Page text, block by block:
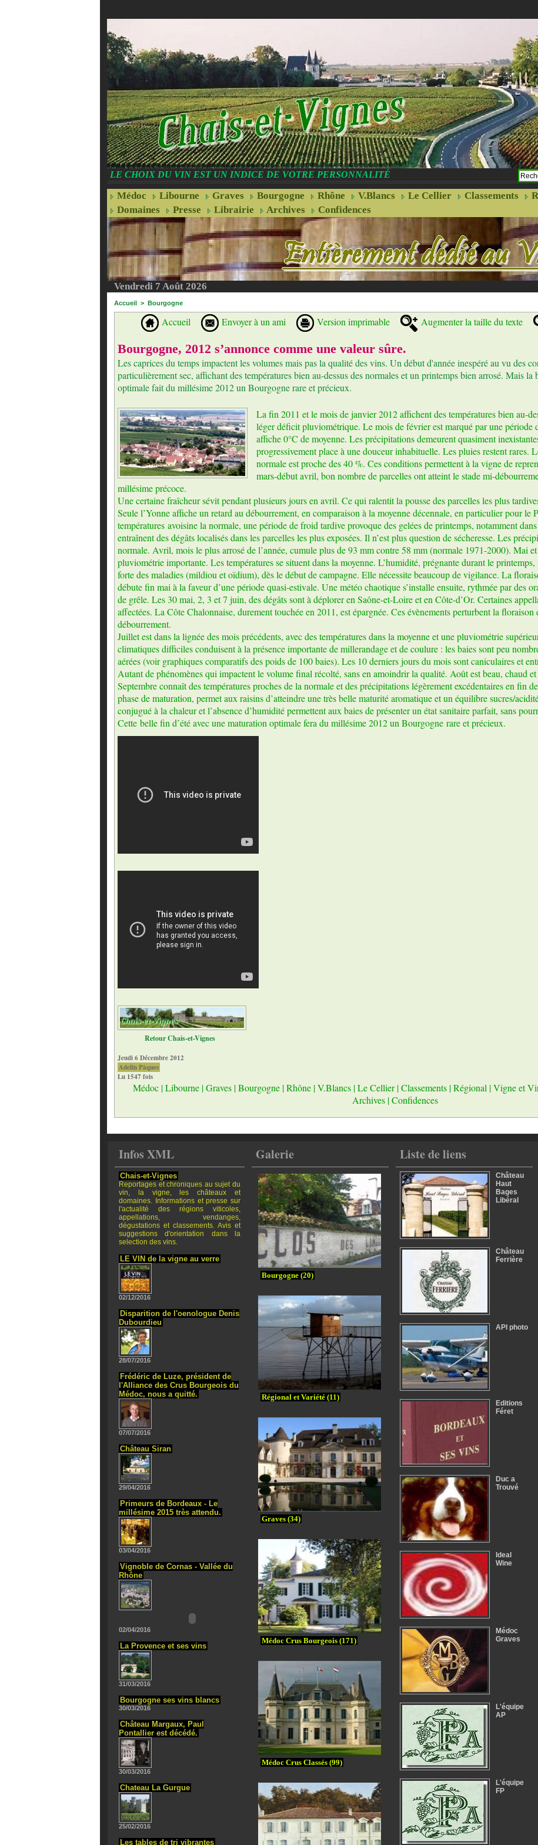
LE CHOIX DU VIN EST UN INDICE DE VOTRE PERSONNALITÉ
Médoc Libourne Graves Bourgogne Rhône V.Blancs Le Cellier Classements
Domaines
Presse Librairie Archives Confidences
Vendredi 7 Août 2026
Accueil > Bourgogne
Accueil Envoyer à un ami Version imprimable Augmenter la taille du texte
Bourgogne, 2012 s’annonce comme une valeur sûre.
Les caprices du temps impactent les volumes mais pas la qualité des vins. Un début d'année inespéré au vu des
particulièrement sec, affichant des températures bien au-dessus des normales et un printemps bien arrosé. Mais la
optimale fait du millésime 2012 un Bourgogne rare et précieux.
La fin 2011 et le mois de janvier 2012 affichent des températures bien au-
léger déficit pluviométrique. Le mois de février est marqué par une période
affiche 0°C de moyenne. Les précipitations demeurent quasiment
progressivement place à une douceur inhabituelle. Les pluies restent rares.
normale est proche des 40 %. Ces conditions permettent à la vigne de
mars-début avril, bon nombre de parcelles ont atteint le stade mi-
millésime précoce.
Une certaine fraîcheur sévit pendant plusieurs jours en avril. Ce qui ralentit la pousse des parcelles les plus
Seule l’Yonne affiche un retard au débourrement, en comparaison à la moyenne décennale, en particulier pour le
températures avoisine la normale, une période de froid tardive provoque des gelées de printemps, notamment
entraînent des dégâts localisés dans les parcelles les plus exposées. Il n’est plus question de sécheresse. Les
normale. Avril, mois le plus arrosé de l’année, cumule plus de 93 mm contre 58 mm (normale 1971-2000). Mai
pluviométrie importante. Les températures se situent dans la moyenne. L’humidité, prégnante durant le
forte des maladies (mildiou et oïdium), dès le début de campagne. Elle nécessite beaucoup de vigilance. La
débute fin mai à la faveur d’une période quasi-estivale. Une météo chaotique s’installe ensuite, rythmée par des
de grêle. Les 30 mai, 2, 3 et 7 juin, des dégâts sont à déplorer en Saône-et-Loire et en Côte-d’Or. Certaines
affectées. La Côte Chalonnaise, durement touchée en 2011, est épargnée. Ces évènements perturbent la floraison
débourrement.
Juillet est dans la lignée des mois précédents, avec des températures dans la moyenne et une pluviométrie
climatiques difficiles conduisent à la présence importante de millerandage et de coulure : les baies sont peu
aérées (voir graphiques comparatifs des poids de 100 baies). Les 10 derniers jours du mois sont caniculaires et
Autant de phénomènes qui impactent le volume final récolté, sans en amoindrir la qualité. Août est beau, chaud
Septembre connaît des températures proches de la normale et des précipitations légèrement excédentaires en fin
phase de maturation, permet aux raisins d’atteindre une très belle maturité aromatique et un équilibre sucres/
conjugué à la chaleur et l’absence d’humidité permettent aux baies de présenter un état sanitaire parfait, sans
Cette belle fin d’été avec une maturation optimale fera du millésime 2012 un Bourgogne rare et précieux.
Retour Chais-et-Vignes
Jeudi 6 Décembre 2012
Adelin Pâques
Lu 1547 fois
Médoc |Libourne |Graves |Bourgogne |Rhône |V.Blancs |Le Cellier |Classements |Régional |Vigne et
Archives |Confidences
Infos XML
Chais-et-Vignes
Reportages et chroniques au sujet du
vin, la vigne, les châteaux et
domaines. Informations et presse sur
l'actualité des régions viticoles,
appellations, vendanges,
dégustations et classements. Avis et
suggestions d'orientation dans la
selection des vins.
LE VIN de la vigne au verre
02/12/2016
Disparition de l'oenologue Denis
Dubourdieu
28/07/2016
Frédéric de Luze, président de
l'Alliance des Crus Bourgeois du
Médoc, nous a quitté.
07/07/2016
Château Siran
29/04/2016
Primeurs de Bordeaux - Le
millésime 2015 très attendu.
03/04/2016
Vignoble de Cornas - Vallée du
Rhône
02/04/2016
La Provence et ses vins
31/03/2016
Bourgogne ses vins blancs
30/03/2016
Château Margaux, Paul
Pontallier est décédé.
30/03/2016
Chateau La Gurgue
25/02/2016
Les tables de tri vibrantes
Galerie
Bourgogne (20)
Régional et Variété (11)
Graves (34)
Médoc Crus Bourgeois (171)
Médoc Crus Classés (99)
Liste de liens
Château
Haut
Bages
Libéral
Château
Ferrière
API photo
Editions
Féret
Duc a
Trouvé
Ideal
Wine
Médoc
Graves
L'équipe
AP
L'équipe
FP